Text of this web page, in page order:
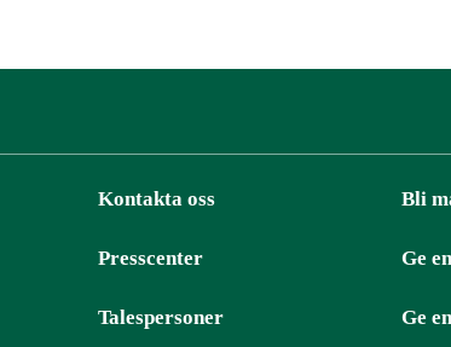
Kontakta oss
Presscenter
Talespersoner
Bli
Ge
Ge